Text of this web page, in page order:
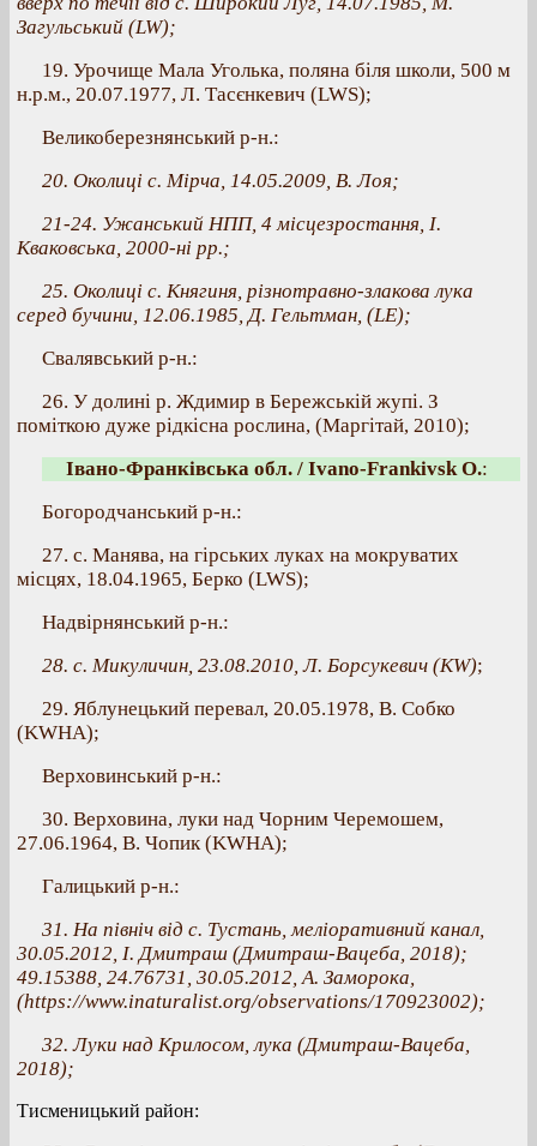
Загульський (LW);
19. Урочище Мала Уголька, поляна біля школи, 500 м
н.р.м., 20.07.1977, Л. Тасєнкевич (LWS);
Великоберезнянський р-н.:
20. Околиці с. Мірча, 14.05.2009, В. Лоя;
21-24. Ужанський НПП, 4 місцезростання, І.
Кваковська, 2000-ні рр.;
25. Околиці с. Княгиня, різнотравно-злакова лука
серед бучини, 12.06.1985, Д. Гельтман, (LE);
Свалявський р-н.:
26. У долині р. Ждимир в Бережській жупі. З
поміткою дуже рідкісна рослина, (Маргітай, 2010);
Івано-Франківська обл. / Ivano-Frankivsk O.:
Богородчанський р-н.:
27. с. Манява, на гірських луках на мокруватих
місцях, 18.04.1965, Берко (LWS);
Надвірнянський р-н.:
28. с. Микуличин, 23.08.2010, Л. Борсукевич (КW);
29. Яблунецький перевал, 20.05.1978, В. Собко
(KWHA);
Верховинський р-н.:
30. Верховина, луки над Чорним Черемошем,
27.06.1964, В. Чопик (KWHA);
Галицький р-н.:
31. На північ від с. Тустань, меліоративний канал,
30.05.2012, І. Дмитраш (Дмитраш-Вацеба, 2018);
49.15388, 24.76731, 30.05.2012, А. Заморока,
(https://www.inaturalist.org/observations/170923002);
32. Луки над Крилосом, лука (Дмитраш-Вацеба,
2018);
Тисменицький район: